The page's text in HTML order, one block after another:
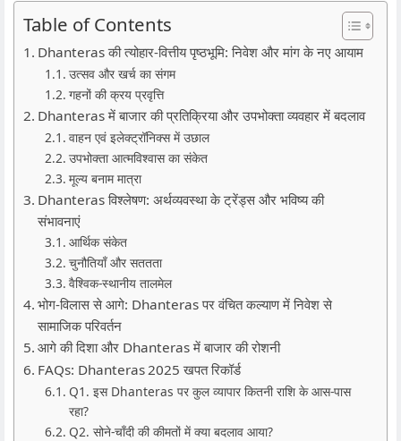
Table of Contents
Dhanteras की त्योहार-वित्तीय पृष्ठभूमि: निवेश और मांग के नए आयाम
उत्सव और खर्च का संगम
गहनों की क्रय प्रवृत्ति
Dhanteras में बाजार की प्रतिक्रिया और उपभोक्ता व्यवहार में बदलाव
वाहन एवं इलेक्ट्रॉनिक्स में उछाल
उपभोक्ता आत्मविश्वास का संकेत
मूल्य बनाम मात्रा
Dhanteras विश्लेषण: अर्थव्यवस्था के ट्रेंड्स और भविष्य की
संभावनाएं
आर्थिक संकेत
चुनौतियाँ और सततता
वैश्विक‑स्थानीय तालमेल
भोग-विलास से आगे: Dhanteras पर वंचित कल्याण में निवेश से
सामाजिक परिवर्तन
आगे की दिशा और Dhanteras में बाजार की रोशनी
FAQs: Dhanteras 2025 खपत रिकॉर्ड
Q1. इस Dhanteras पर कुल व्यापार कितनी राशि के आस‑पास
रहा?
Q2. सोने‑चाँदी की कीमतों में क्या बदलाव आया?